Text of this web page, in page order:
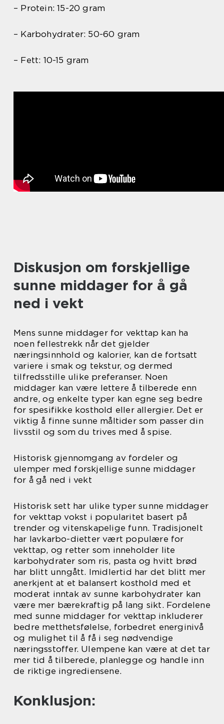
– Protein: 15-20 gram
– Karbohydrater: 50-60 gram
– Fett: 10-15 gram
Diskusjon om forskjellige
sunne middager for å gå
ned i vekt
Mens sunne middager for vekttap kan ha
noen fellestrekk når det gjelder
næringsinnhold og kalorier, kan de fortsatt
variere i smak og tekstur, og dermed
tilfredsstille ulike preferanser. Noen
middager kan være lettere å tilberede enn
andre, og enkelte typer kan egne seg bedre
for spesifikke kosthold eller allergier. Det er
viktig å finne sunne måltider som passer din
livsstil og som du trives med å spise.
Historisk gjennomgang av fordeler og
ulemper med forskjellige sunne middager
for å gå ned i vekt
Historisk sett har ulike typer sunne middager
for vekttap vokst i popularitet basert på
trender og vitenskapelige funn. Tradisjonelt
har lavkarbo-dietter vært populære for
vekttap, og retter som inneholder lite
karbohydrater som ris, pasta og hvitt brød
har blitt unngått. Imidlertid har det blitt mer
anerkjent at et balansert kosthold med et
moderat inntak av sunne karbohydrater kan
være mer bærekraftig på lang sikt. Fordelene
med sunne middager for vekttap inkluderer
bedre metthetsfølelse, forbedret energinivå
og mulighet til å få i seg nødvendige
næringsstoffer. Ulempene kan være at det tar
mer tid å tilberede, planlegge og handle inn
de riktige ingrediensene.
Konklusjon: